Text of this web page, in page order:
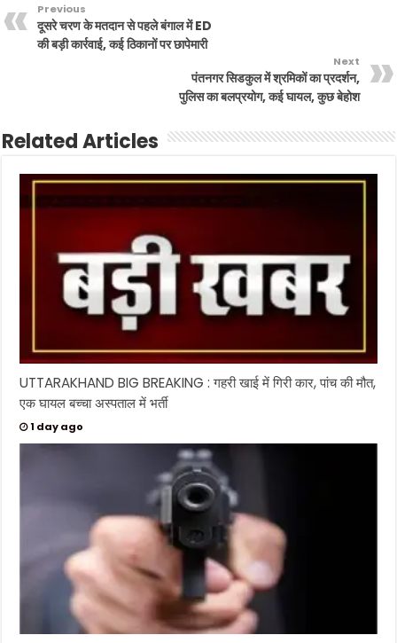
Previous
दूसरे चरण के मतदान से पहले बंगाल में ED
की बड़ी कार्रवाई, कई ठिकानों पर छापेमारी
Next
पंतनगर सिडकुल में श्रमिकों का प्रदर्शन,
पुलिस का बलप्रयोग, कई घायल, कुछ बेहोश
Related Articles
UTTARAKHAND BIG BREAKING : गहरी खाई में गिरी कार, पांच की मौत,
एक घायल बच्चा अस्पताल में भर्ती
1 day ago